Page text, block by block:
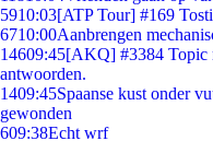
5910:03[ATP Tour] #169
6710:00Aanbrengen
14609:45[AKQ] #3384 Topic
antwoorden.
1409:45Spaanse kust onder
gewonden
609:38Echt wrf